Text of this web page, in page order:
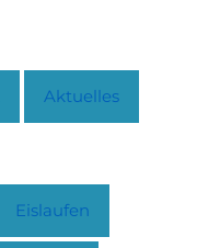
Aktuelles
Eislaufen